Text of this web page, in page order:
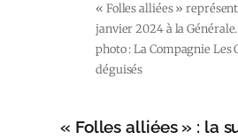
« Folles alliées »
janvier 2024 à la
photo : La Compagnie Les
déguisés
« Folles alliées » : la